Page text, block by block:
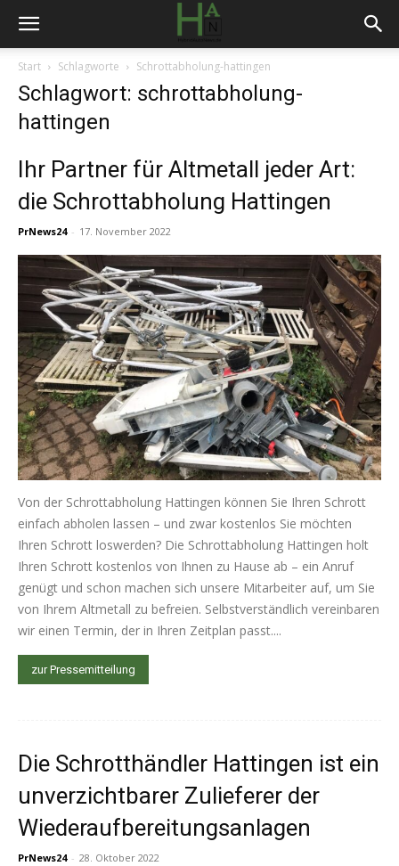
Start Schlagworte Schrottabholung-hattingen
Schlagwort: schrottabholung-
hattingen
Ihr Partner für Altmetall jeder Art:
die Schrottabholung Hattingen
PrNews24 - 17. November 2022
Von der Schrottabholung Hattingen können Sie Ihren Schrott
einfach abholen lassen – und zwar kostenlos Sie möchten
Ihren Schrott loswerden? Die Schrottabholung Hattingen holt
Ihren Schrott kostenlos von Ihnen zu Hause ab – ein Anruf
genügt und schon machen sich unsere Mitarbeiter auf, um Sie
von Ihrem Altmetall zu befreien. Selbstverständlich vereinbaren
wir einen Termin, der in Ihren Zeitplan passt....
zur Pressemitteilung
Die Schrotthändler Hattingen ist ein
unverzichtbarer Zulieferer der
Wiederaufbereitungsanlagen
PrNews24 - 28. Oktober 2022